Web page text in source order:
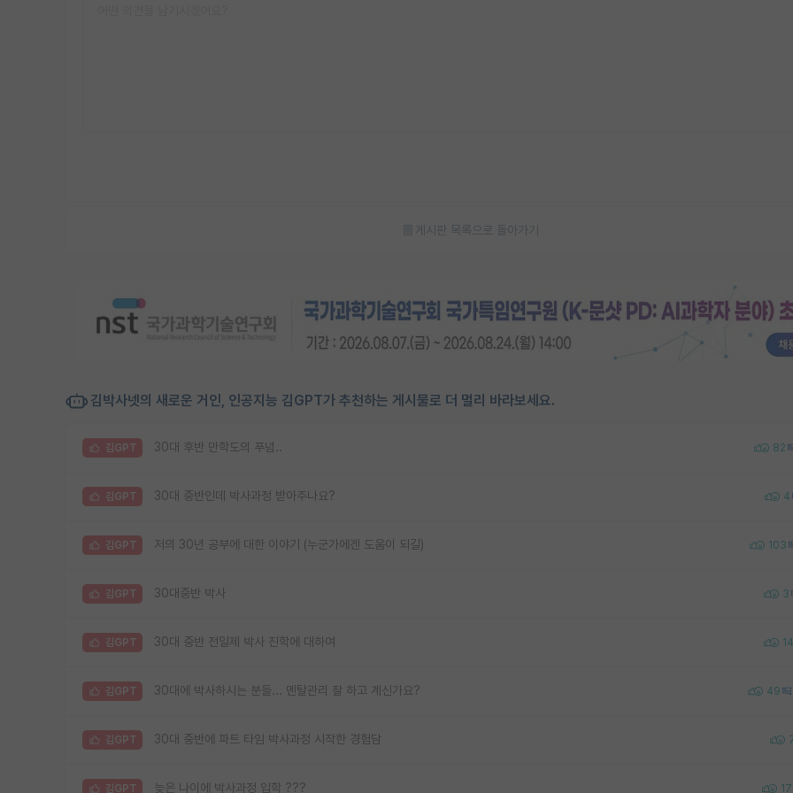
게시판 목록으로 돌아가기
김박사넷의 새로운 거인, 인공지능 김GPT가 추천하는 게시물로 더 멀리 바라보세요.
김GPT 30대 후반 만학도의 푸념.. 82
김GPT 30대 중반인데 박사과정 받아주나요? 4
김GPT 저의 30년 공부에 대한 이야기 (누군가에겐 도움이 되길) 103
김GPT 30대중반 박사 3
김GPT 30대 중반 전일제 박사 진학에 대하여 14
김GPT 30대에 박사하시는 분들... 멘탈관리 잘 하고 계신가요? 49
김GPT 30대 중반에 파트 타임 박사과정 시작한 경험담
김GPT 늦은 나이에 박사과정 입학 ??? 17